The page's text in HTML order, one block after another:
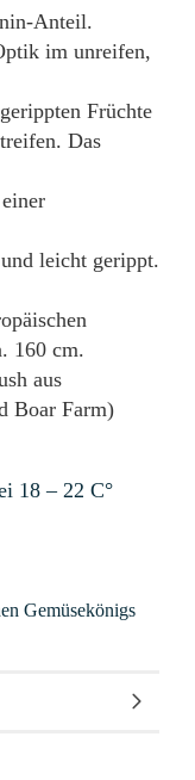
Anteil.
im unreifen,
Früchte
Das
leicht gerippt.
160 cm.
aus
Boar Farm)
18 – 22 C°
Gemüsekönigs